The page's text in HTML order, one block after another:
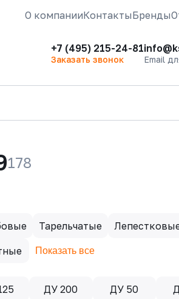
О компанииКонтактыБренды
+7 (495) 215-24-81
Заказать звонок Email
178
Тарельчатые
Показать все
ДУ 200 ДУ 50